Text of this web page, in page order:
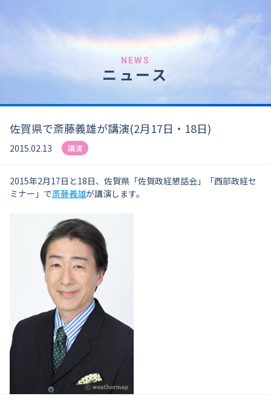
NEWS
ニュース
佐賀県で斎藤義雄が講演(2月17日・18日)
2015.02.13 講演
2015年2月17日と18日、佐賀県「佐賀政経懇話会」「西部政経セ
ミナー」で斎藤義雄が講演します。